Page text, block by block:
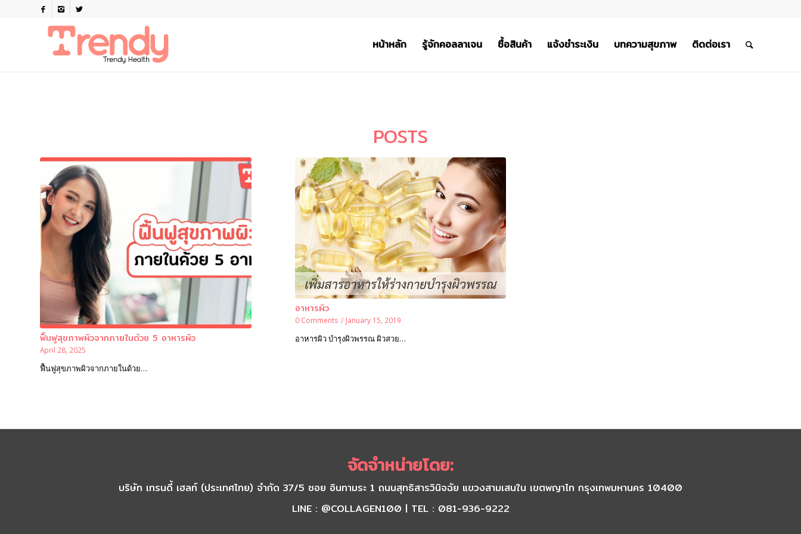
หน้าหลัก รู้จักคอลลาเจน ซื้อสินค้า แจ้งชำระเงิน บทความสุขภาพ ติดต่อเรา
POSTS
ฟื้นฟูสุขภาพผิวจากภายในด้วย 5 อาหารผิว
April 28, 2025
ฟื้นฟูสุขภาพผิวจากภายในด้วย…
อาหารผิว
0 Comments / January 15, 2019
อาหารผิว บำรุงผิวพรรณ ผิวสวย…
จัดจำหน่ายโดย:
บริษัท เทรนดี้ เฮลท์ (ประเทศไทย) จำกัด 37/5 ซอย อินทามระ 1 ถนนสุทธิสารวินิจฉัย แขวงสามเสนใน เขตพญาไท กรุงเทพมหานคร 10400
LINE : @COLLAGEN100 | TEL : 081-936-9222